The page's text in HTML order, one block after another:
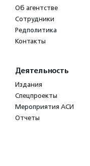
Об агентстве
Сотрудники
Редполитика
Контакты
Деятельность
Издания
Спецпроекты
Мероприятия АСИ
Отчеты